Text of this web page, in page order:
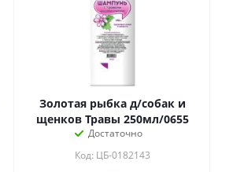
Золотая рыбка д/собак и
щенков Травы 250мл/0655
Достаточно
Код: ЦБ-0182143